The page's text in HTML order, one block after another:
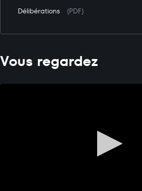
Délibérations (PDF)
Vous regardez